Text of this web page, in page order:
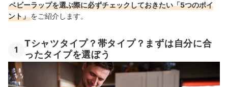
ベビーラップを選ぶ際に必ずチェックしておきたい「5つのポイ
ント」をご紹介します。
1
Tシャツタイプ？帯タイプ？まずは自分に合
ったタイプを選ぼう